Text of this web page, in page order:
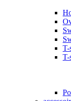
T-
T-